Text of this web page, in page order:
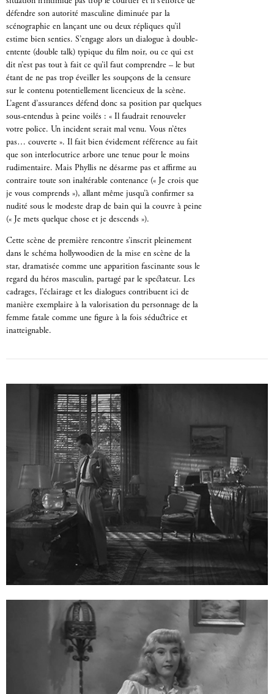
défendre son autorité masculine diminuée par la
scénographie en lançant une ou deux répliques qu’il
estime bien senties. S’engage alors un dialogue à double-
entente (double talk) typique du film noir, ou ce qui est
dit n’est pas tout à fait ce qu’il faut comprendre – le but
étant de ne pas trop éveiller les soupçons de la censure
sur le contenu potentiellement licencieux de la scène.
L’agent d’assurances défend donc sa position par quelques
sous-entendus à peine voilés : « Il faudrait renouveler
votre police. Un incident serait mal venu. Vous n’êtes
pas… couverte ». Il fait bien évidement référence au fait
que son interlocutrice arbore une tenue pour le moins
rudimentaire. Mais Phyllis ne désarme pas et affirme au
contraire toute son inaltérable contenance (« Je crois que
je vous comprends »), allant même jusqu’à confirmer sa
nudité sous le modeste drap de bain qui la couvre à peine
(« Je mets quelque chose et je descends »).
Cette scène de première rencontre s’inscrit pleinement
dans le schéma hollywoodien de la mise en scène de la
star, dramatisée comme une apparition fascinante sous le
regard du héros masculin, partagé par le spectateur. Les
cadrages, l’éclairage et les dialogues contribuent ici de
manière exemplaire à la valorisation du personnage de la
femme fatale comme une figure à la fois séductrice et
inatteignable.